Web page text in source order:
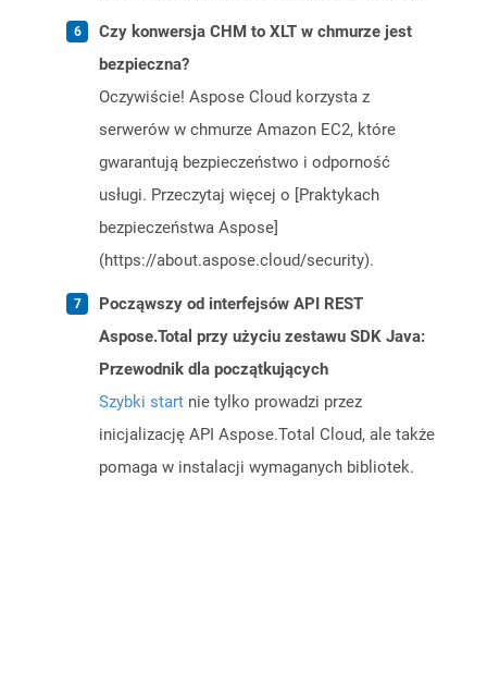
Czy konwersja CHM to XLT w chmurze jest
bezpieczna?
Oczywiście! Aspose Cloud korzysta z
serwerów w chmurze Amazon EC2, które
gwarantują bezpieczeństwo i odporność
usługi. Przeczytaj więcej o [Praktykach
bezpieczeństwa Aspose]
(https://about.aspose.cloud/security).
Począwszy od interfejsów API REST
Aspose.Total przy użyciu zestawu SDK Java:
Przewodnik dla początkujących
Szybki start nie tylko prowadzi przez
inicjalizację API Aspose.Total Cloud, ale także
pomaga w instalacji wymaganych bibliotek.